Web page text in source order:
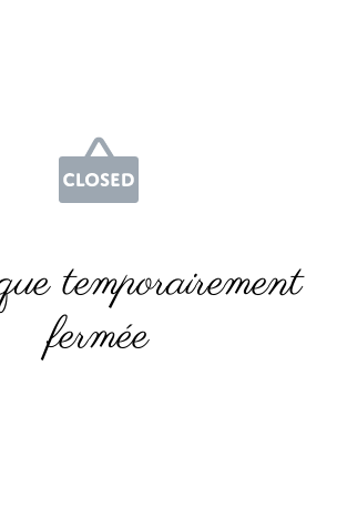
temporairement
fermée